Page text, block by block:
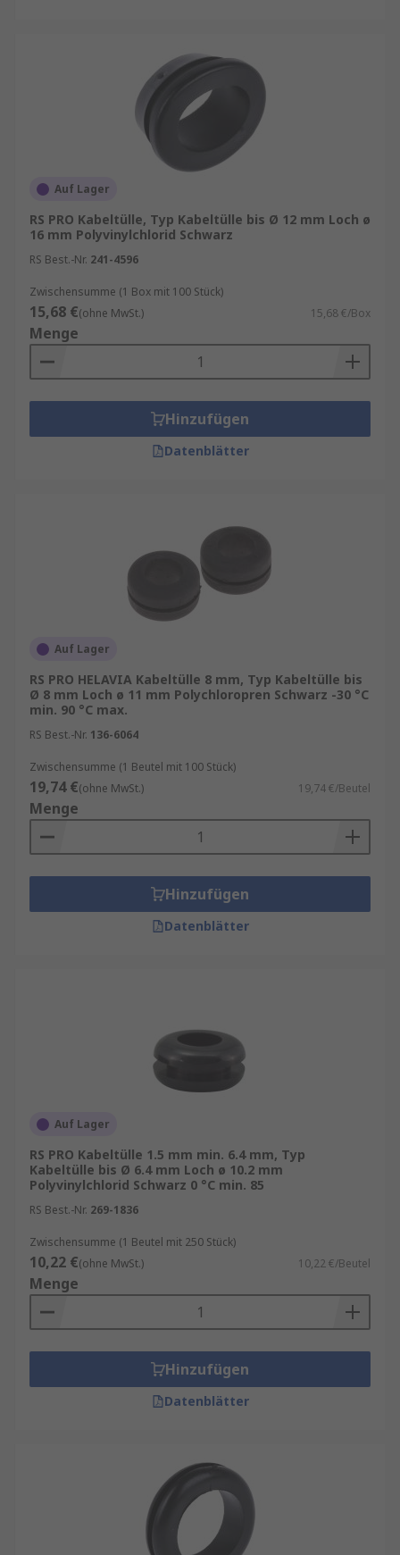
Auf Lager
RS PRO Kabeltülle, Typ Kabeltülle bis Ø 12 mm Loch ø
16 mm Polyvinylchlorid Schwarz
RS Best.-Nr. 241-4596
Zwischensumme (1 Box mit 100 Stück)
15,68 €(ohne MwSt.) 15,68 €/Box
Menge
Hinzufügen
Datenblätter
Auf Lager
RS PRO HELAVIA Kabeltülle 8 mm, Typ Kabeltülle bis
Ø 8 mm Loch ø 11 mm Polychloropren Schwarz -30 °C
min. 90 °C max.
RS Best.-Nr. 136-6064
Zwischensumme (1 Beutel mit 100 Stück)
19,74 €(ohne MwSt.) 19,74 €/Beutel
Menge
Hinzufügen
Datenblätter
Auf Lager
RS PRO Kabeltülle 1.5 mm min. 6.4 mm, Typ
Kabeltülle bis Ø 6.4 mm Loch ø 10.2 mm
Polyvinylchlorid Schwarz 0 °C min. 85
RS Best.-Nr. 269-1836
Zwischensumme (1 Beutel mit 250 Stück)
10,22 €(ohne MwSt.) 10,22 €/Beutel
Menge
Hinzufügen
Datenblätter